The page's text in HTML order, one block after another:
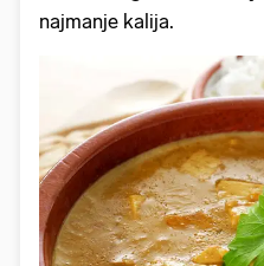
najmanje kalija.